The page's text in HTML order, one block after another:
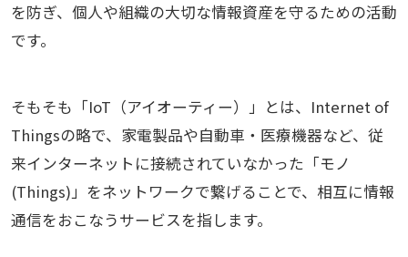
を防ぎ、個人や組織の大切な情報資産を守るための活動
です。
そもそも「IoT（アイオーティー）」とは、Internet of
Thingsの略で、家電製品や自動車・医療機器など、従
来インターネットに接続されていなかった「モノ
(Things)」をネットワークで繋げることで、相互に情報
通信をおこなうサービスを指します。